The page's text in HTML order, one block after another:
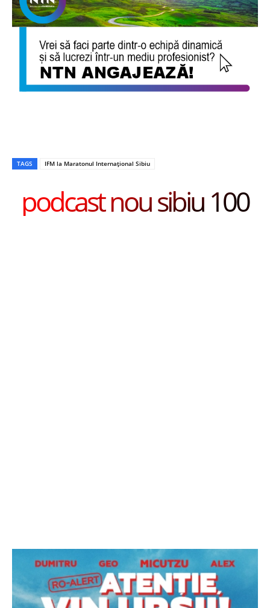
TAGS IFM la Maratonul Internațional Sibiu
podcast nou sibiu 100